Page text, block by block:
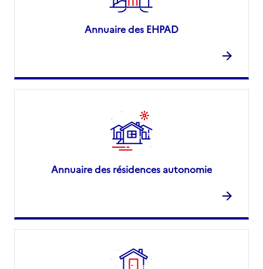
Annuaire des EHPAD
Annuaire des résidences autonomie